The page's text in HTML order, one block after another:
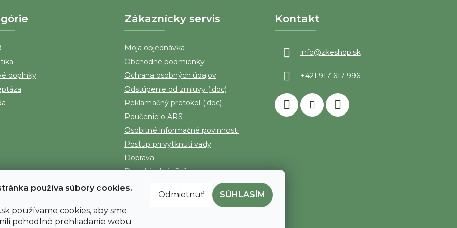
používa súbory cookies.
používame cookies, aby sme
pohodlné prehliadanie webu
Odmietnuť SÚHLASÍM
doplnky
Zákaznícky servis
Moja objednávka
Obchodné podmienky
Ochrana osobných údajov
Odstúpenie od zmluvy (.doc)
Reklamačný protokol (.doc)
Poučenie o ARS
Osobitné informačné povinnosti
Postup pri vytknutí vady
Doprava
Pravidlá: akcia 2+1
Kontakt
Kontakt
info@zkeshop.sk
+421 917 617 996